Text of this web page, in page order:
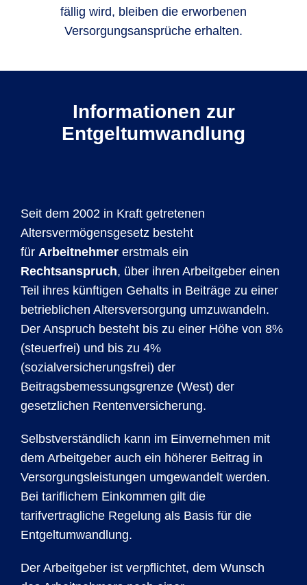
fällig wird, bleiben die erworbenen
Versorgungsansprüche erhalten.
Informationen zur
Entgeltumwandlung
Seit dem 2002 in Kraft getretenen
Altersvermögensgesetz besteht
für Arbeitnehmer erstmals ein
Rechtsanspruch, über ihren Arbeitgeber einen
Teil ihres künftigen Gehalts in Beiträge zu einer
betrieblichen Altersversorgung umzuwandeln.
Der Anspruch besteht bis zu einer Höhe von 8%
(steuerfrei) und bis zu 4%
(sozialversicherungsfrei) der
Beitragsbemessungsgrenze (West) der
gesetzlichen Rentenversicherung.
Selbstverständlich kann im Einvernehmen mit
dem Arbeitgeber auch ein höherer Beitrag in
Versorgungsleistungen umgewandelt werden.
Bei tariflichem Einkommen gilt die
tarifvertragliche Regelung als Basis für die
Entgeltumwandlung.
Der Arbeitgeber ist verpflichtet, dem Wunsch